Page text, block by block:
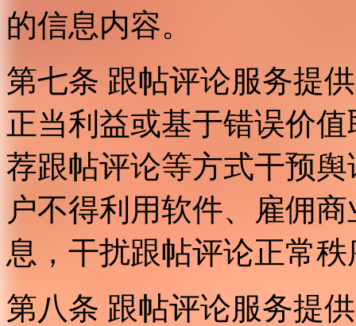
的信息内容。
第七条 跟帖评论服务提
正当利益或基于错误价
荐跟帖评论等方式干预
户不得利用软件、雇佣
息，干扰跟帖评论正常
第八条 跟帖评论服务提